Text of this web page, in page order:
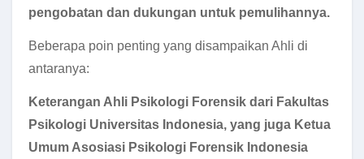
pengobatan dan dukungan untuk pemulihannya.
Beberapa poin penting yang disampaikan Ahli di
antaranya:
Keterangan Ahli Psikologi Forensik dari Fakultas
Psikologi Universitas Indonesia, yang juga Ketua
Umum Asosiasi Psikologi Forensik Indonesia